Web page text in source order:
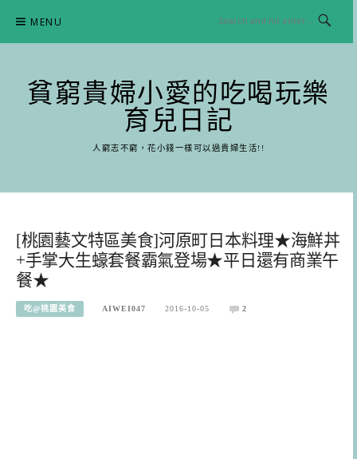
content
MENU
貧窮貴婦小愛的吃喝玩樂
育兒日記
人窮志不窮，花小錢一樣可以過貴婦生活!!
[桃園藝文特區美食]河原町日本料理★海鮮丼
+手掌大生蠔套餐霸氣登場★平日還有商業午
餐★
吃@桃園美食 AIWEI047 2016-10-05 2